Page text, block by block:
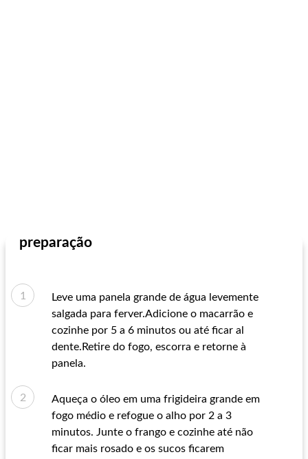
preparação
Leve uma panela grande de água levemente
salgada para ferver.Adicione o macarrão e
cozinhe por 5 a 6 minutos ou até ficar al
dente.Retire do fogo, escorra e retorne à
panela.
Aqueça o óleo em uma frigideira grande em
fogo médio e refogue o alho por 2 a 3
minutos. Junte o frango e cozinhe até não
ficar mais rosado e os sucos ficarem